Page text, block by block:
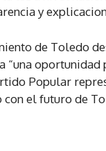
y
de Toledo
“una
Popular
el futuro de